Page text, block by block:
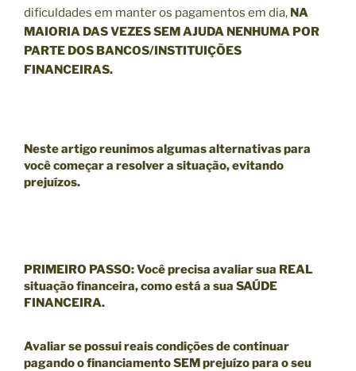
dificuldades em manter os pagamentos em dia, NA
MAIORIA DAS VEZES SEM AJUDA NENHUMA POR
PARTE DOS BANCOS/INSTITUIÇÕES
FINANCEIRAS.
Neste artigo reunimos algumas alternativas para
você começar a resolver a situação, evitando
prejuízos.
PRIMEIRO PASSO:Você precisa avaliar sua REAL
situação financeira, como está a sua SAÚDE
FINANCEIRA.
Avaliar se possui reais condições de continuar
pagando o financiamento SEM prejuízo para o seu